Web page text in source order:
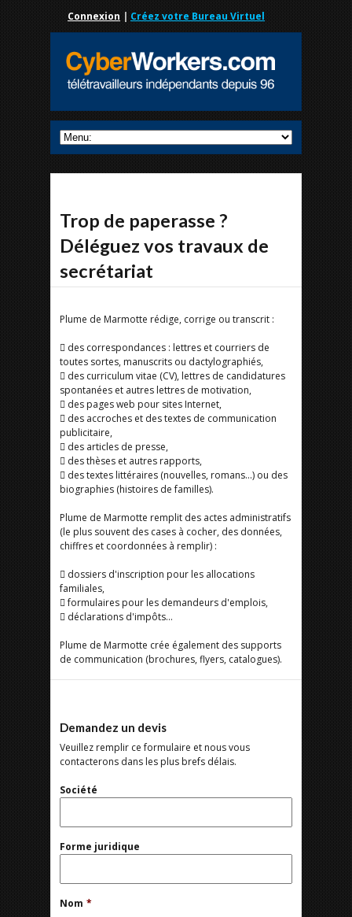
Connexion | Créez votre Bureau Virtuel
Trop de paperasse ?
Déléguez vos travaux de
secrétariat
Plume de Marmotte rédige, corrige ou transcrit :
 des correspondances : lettres et courriers de
toutes sortes, manuscrits ou dactylographiés,
 des curriculum vitae (CV), lettres de candidatures
spontanées et autres lettres de motivation,
 des pages web pour sites Internet,
 des accroches et des textes de communication
publicitaire,
 des articles de presse,
 des thèses et autres rapports,
 des textes littéraires (nouvelles, romans...) ou des
biographies (histoires de familles).
Plume de Marmotte remplit des actes administratifs
(le plus souvent des cases à cocher, des données,
chiffres et coordonnées à remplir) :
 dossiers d'inscription pour les allocations
familiales,
 formulaires pour les demandeurs d'emplois,
 déclarations d'impôts…
Plume de Marmotte crée également des supports
de communication (brochures, flyers, catalogues).
Demandez un devis
Veuillez remplir ce formulaire et nous vous
contacterons dans les plus brefs délais.
Société
Forme juridique
Nom *